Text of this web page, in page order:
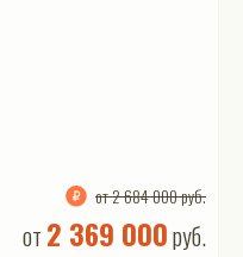
от 2 684 000 руб.
от 2 369 000руб.